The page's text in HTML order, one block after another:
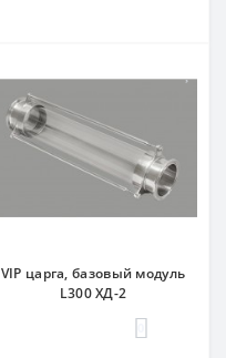
VIP царга, базовый модуль
L300 ХД-2